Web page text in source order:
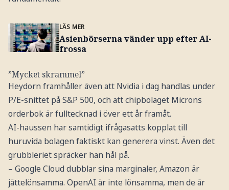
LÄS MER
Asienbörserna vänder upp efter AI-
frossa
”Mycket skrammel”
Heydorn framhåller även att Nvidia i dag handlas under
P/E-snittet på S&P 500, och att chipbolaget Microns
orderbok är fulltecknad i över ett år framåt.
AI-haussen har samtidigt ifrågasatts kopplat till
huruvida bolagen faktiskt kan generera vinst. Även det
grubbleriet spräcker han hål på.
– Google Cloud dubblar sina marginaler, Amazon är
jättelönsamma. OpenAI är inte lönsamma, men de är